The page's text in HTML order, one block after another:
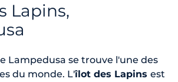
Lapins,
Lampedusa se trouve l'une des
du monde. L'îlot des Lapins est